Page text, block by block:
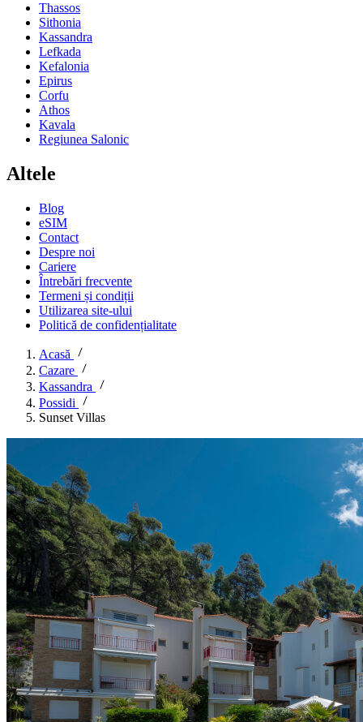
Thassos
Sithonia
Kassandra
Lefkada
Kefalonia
Epirus
Corfu
Athos
Kavala
Regiunea Salonic
Altele
Blog
eSIM
Contact
Despre noi
Cariere
Întrebări frecvente
Termeni și condiții
Utilizarea site-ului
Politică de confidențialitate
Acasă
Cazare
Kassandra
Possidi
Sunset Villas